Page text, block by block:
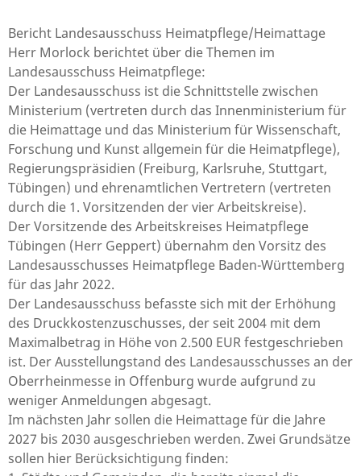
Bericht Landesausschuss Heimatpflege/Heimattage
Herr Morlock berichtet über die Themen im
Landesausschuss Heimatpflege:
Der Landesausschuss ist die Schnittstelle zwischen
Ministerium (vertreten durch das Innenministerium für
die Heimattage und das Ministerium für Wissenschaft,
Forschung und Kunst allgemein für die Heimatpflege),
Regierungspräsidien (Freiburg, Karlsruhe, Stuttgart,
Tübingen) und ehrenamtlichen Vertretern (vertreten
durch die 1. Vorsitzenden der vier Arbeitskreise).
Der Vorsitzende des Arbeitskreises Heimatpflege
Tübingen (Herr Geppert) übernahm den Vorsitz des
Landesausschusses Heimatpflege Baden-Württemberg
für das Jahr 2022.
Der Landesausschuss befasste sich mit der Erhöhung
des Druckkostenzuschusses, der seit 2004 mit dem
Maximalbetrag in Höhe von 2.500 EUR festgeschrieben
ist. Der Ausstellungstand des Landesausschusses an der
Oberrheinmesse in Offenburg wurde aufgrund zu
weniger Anmeldungen abgesagt.
Im nächsten Jahr sollen die Heimattage für die Jahre
2027 bis 2030 ausgeschrieben werden. Zwei Grundsätze
sollen hier Berücksichtigung finden: